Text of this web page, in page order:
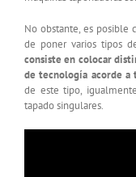
No obstante, es posible
de poner varios tipos
consiste en colocar
de tecnología acorde a
de este tipo,
tapado singulares.